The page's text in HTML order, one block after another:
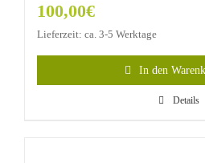
100,00€
Lieferzeit: ca. 3-5 Werktage
In den
Details